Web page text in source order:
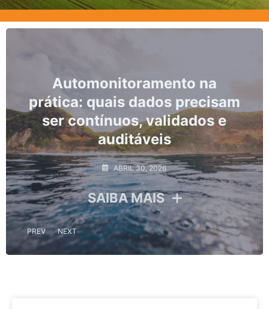
na
dados precisam
validados e
ABRIL 30, 2026
MAIS
Marcos,
não
PREV NEXT